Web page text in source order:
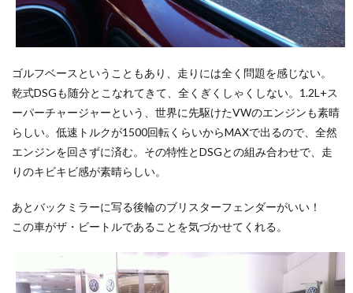
ゴルフベースということもあり、走りには全く問題を感じない。
乾式DSGも随分とこなれてきて、全くぎくしゃくしない。1.2L+ス
ーパーチャージャーという、世界に先駆けたVWのエンジンも素晴
らしい。低速トルクが1500回転くらいからMAXで出るので、全然
エンジンを回さずに済む。その特性とDSGとの組み合わせで、走
りのキビキビ感が素晴らしい。
あとバックミラーに写る後輪のブリスターフェンダーがいい！
この車がザ・ビートルであることを気づかせてくれる。